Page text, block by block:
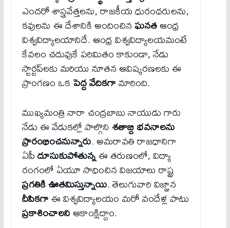
ఎందరో శాస్త్రవేత్తలను, రాజకీయ ధురంధరులను,
కవులను ఈ దేశానికి అందించినఘనతఆంధ్ర
విశ్వవిద్యాలయానిదే. ఆంధ్ర విశ్వవిద్యాలయమంటే
కేవలం చదువుకే పరిమితం కాకుండా, నేడు
స్టార్టప్‌లకు మరియు నూతన ఆవిష్కరణలకు ఈ
ప్రాంగణం ఒకపెద్ద వేదికగామారింది.
ముఖ్యమంత్రి నారా చంద్రబాబు నాయుడు గారు
నేడు ఈ వేడుకల్లో పాల్గొనిశతాబ్ది భవనాలను
ప్రారంభించనున్నారు. అమరావతి రాజధానిగా
ఏపీదూసుకుపోతున్నఈ తరుణంలో, విద్యా
రంగంలో ఏయూ సాధించిన విజయాలు రాష్ట్ర
ప్రగతికి ఊతమిస్తున్నాయి. తెలుగువారి విజ్ఞాన
దీపికగాఈ విశ్వవిద్యాలయం మరో వందేళ్ల పాటు
ప్రకాశించాలనిఆకాంక్షిద్దాం.